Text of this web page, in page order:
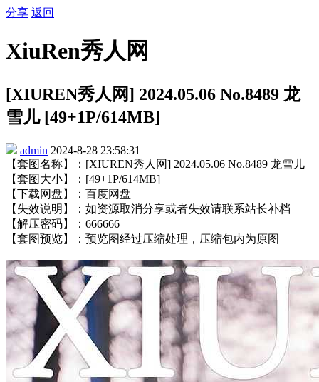
分享 返回
XiuRen秀人网
[XIUREN秀人网] 2024.05.06 No.8489 龙
雪儿 [49+1P/614MB]
admin 2024-8-28 23:58:31
【套图名称】：[XIUREN秀人网] 2024.05.06 No.8489 龙雪儿
【套图大小】：[49+1P/614MB]
【下载网盘】：百度网盘
【失效说明】：如资源取消分享或者失效请联系站长补档
【解压密码】：666666
【套图预览】：预览图经过压缩处理，压缩包内为原图